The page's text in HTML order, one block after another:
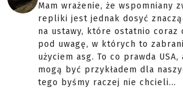
Mam wrażenie, że wspomniany
repliki jest jednak dosyć
na ustawy, które ostatnio coraz
pod uwagę, w których to
użyciem asg. To co prawda
mogą być przykładem dla
tego byśmy raczej nie chcieli...